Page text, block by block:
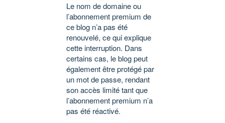
Le nom de domaine ou
l’abonnement premium de
ce blog n’a pas été
renouvelé, ce qui explique
cette interruption. Dans
certains cas, le blog peut
également être protégé par
un mot de passe, rendant
son accès limité tant que
l’abonnement premium n’a
pas été réactivé.